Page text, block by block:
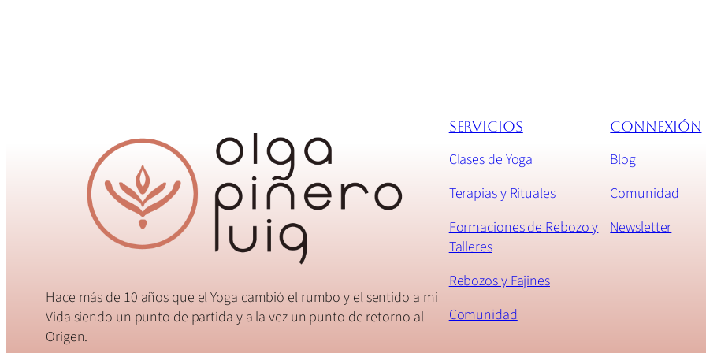
Hace más de 10 años que el Yoga cambió el rumbo y el sentido a mi
Vida siendo un punto de partida y a la vez un punto de retorno al
Origen.
Servicios
Clases de Yoga
Terapias y Rituales
Formaciones de Rebozo y
Talleres
Rebozos y Fajines
Comunidad
connexión
Blog
Comunidad
Newsletter